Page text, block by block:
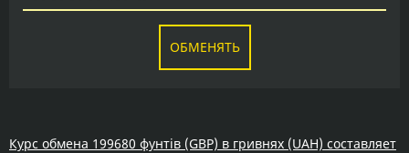
ОБМЕНЯТЬ
Курс обмена 199680 фунтів (GBP) в гривнях (UAH) составляет